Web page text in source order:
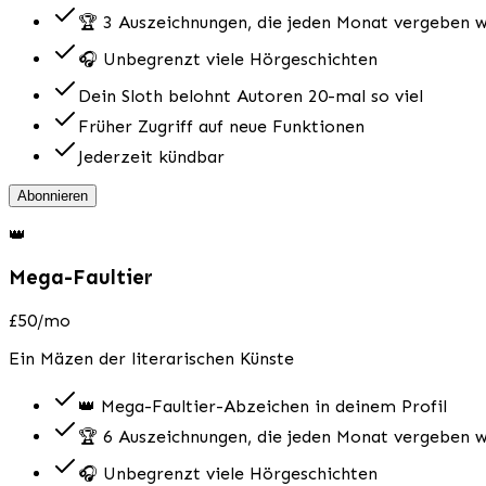
🏆 3 Auszeichnungen, die jeden Monat vergeben
🎧 Unbegrenzt viele Hörgeschichten
Dein Sloth belohnt Autoren 20-mal so viel
Früher Zugriff auf neue Funktionen
Jederzeit kündbar
Abonnieren
👑
Mega-Faultier
£50/mo
Ein Mäzen der literarischen Künste
👑 Mega-Faultier-Abzeichen in deinem Profil
🏆 6 Auszeichnungen, die jeden Monat vergeben
🎧 Unbegrenzt viele Hörgeschichten